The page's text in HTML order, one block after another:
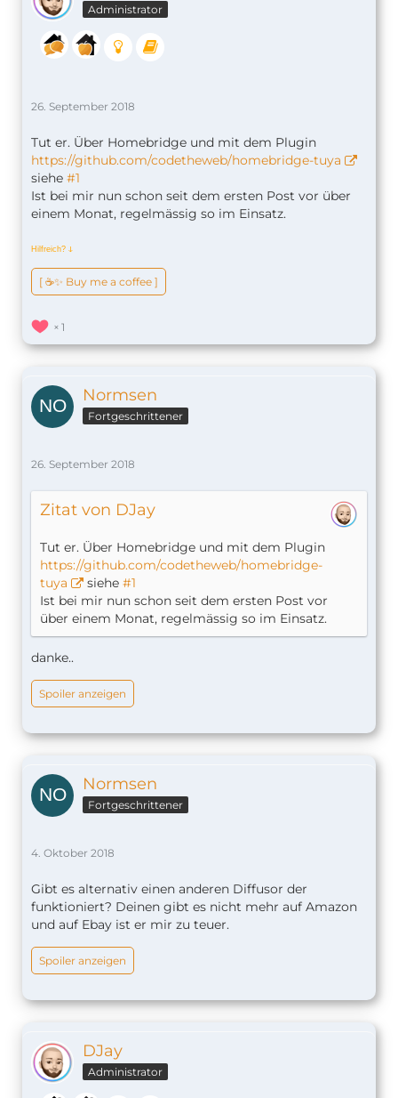
Administrator
26. September 2018
Tut er. Über Homebridge und mit dem Plugin
https://github.com/codetheweb/homebridge-tuya
siehe #1
Ist bei mir nun schon seit dem ersten Post vor über
einem Monat, regelmässig so im Einsatz.
Hilfreich? ↆ
[ ☕️✨ Buy me a coffee ]
1
Normsen
Fortgeschrittener
26. September 2018
Zitat von DJay
Tut er. Über Homebridge und mit dem Plugin
https://github.com/codetheweb/homebridge-
tuya
siehe #1
Ist bei mir nun schon seit dem ersten Post vor
über einem Monat, regelmässig so im Einsatz.
danke..
Spoiler anzeigen
Normsen
Fortgeschrittener
4. Oktober 2018
Gibt es alternativ einen anderen Diffusor der
funktioniert? Deinen gibt es nicht mehr auf Amazon
und auf Ebay ist er mir zu teuer.
Spoiler anzeigen
DJay
Administrator